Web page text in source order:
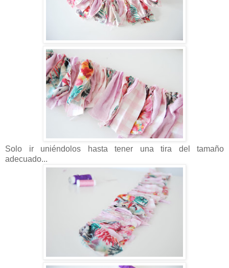
Solo ir uniéndolos hasta tener una tira del tamaño
adecuado...